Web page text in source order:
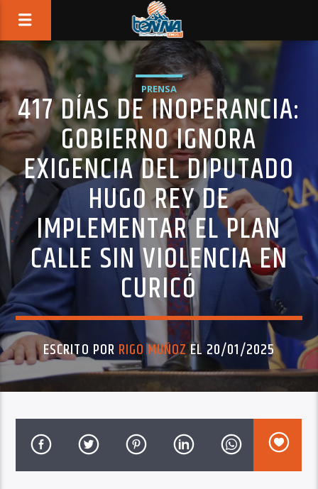
PRENSA
417 DÍAS DE INOPERANCIA:
GOBIERNO IGNORA
EXIGENCIA DEL DIPUTADO
HUGO REY DE
IMPLEMENTAR EL PLAN
CALLE SIN VIOLENCIA EN
CURICÓ
ESCRITO POR RIGO MUÑOZEL 20/01/2025